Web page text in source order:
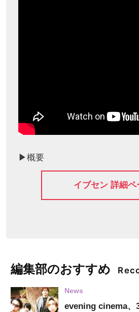
▶︎概要
イブセン 詳細ペ
編集部のおすすめ
News
evening cinema、